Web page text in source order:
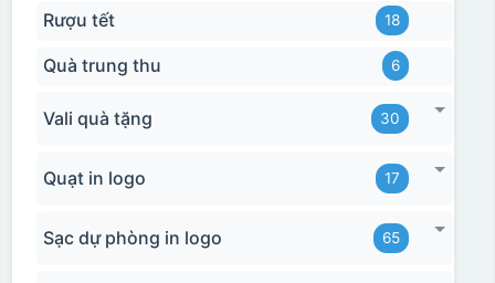
Rượu tết 18
Quà trung thu 6
Vali quà tặng 30
Quạt in logo 17
Sạc dự phòng in logo 65